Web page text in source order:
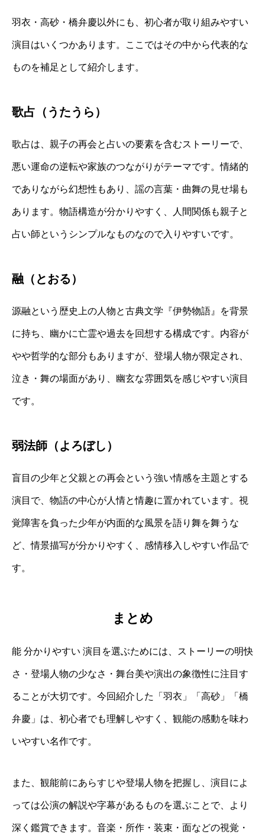
羽衣・高砂・橋弁慶以外にも、初心者が取り組みやすい
演目はいくつかあります。ここではその中から代表的な
ものを補足として紹介します。
歌占（うたうら）
歌占は、親子の再会と占いの要素を含むストーリーで、
悪い運命の逆転や家族のつながりがテーマです。情緒的
でありながら幻想性もあり、謡の言葉・曲舞の見せ場も
あります。物語構造が分かりやすく、人間関係も親子と
占い師というシンプルなものなので入りやすいです。
融（とおる）
源融という歴史上の人物と古典文学『伊勢物語』を背景
に持ち、幽かに亡霊や過去を回想する構成です。内容が
やや哲学的な部分もありますが、登場人物が限定され、
泣き・舞の場面があり、幽玄な雰囲気を感じやすい演目
です。
弱法師（よろぼし）
盲目の少年と父親との再会という強い情感を主題とする
演目で、物語の中心が人情と情趣に置かれています。視
覚障害を負った少年が内面的な風景を語り舞を舞うな
ど、情景描写が分かりやすく、感情移入しやすい作品で
す。
まとめ
能 分かりやすい 演目を選ぶためには、ストーリーの明快
さ・登場人物の少なさ・舞台美や演出の象徴性に注目す
ることが大切です。今回紹介した「羽衣」「高砂」「橋
弁慶」は、初心者でも理解しやすく、観能の感動を味わ
いやすい名作です。
また、観能前にあらすじや登場人物を把握し、演目によ
っては公演の解説や字幕があるものを選ぶことで、より
深く鑑賞できます。音楽・所作・装束・面などの視覚・